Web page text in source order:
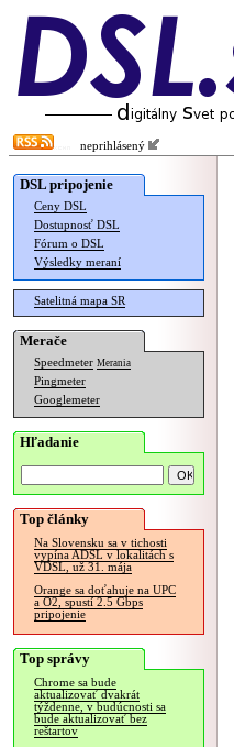
neprihlásený
DSL pripojenie
Ceny DSL
Dostupnosť DSL
Fórum o DSL
Výsledky meraní
Satelitná mapa SR
Merače
Speedmeter Merania
Pingmeter
Googlemeter
Hľadanie
Top články
Na Slovensku sa v tichosti
vypína ADSL v lokalitách s
VDSL, už 31. mája
Orange sa doťahuje na UPC
a O2, spustí 2.5 Gbps
pripojenie
Top správy
Chrome sa bude
aktualizovať dvakrát
týždenne, v budúcnosti sa
bude aktualizovať bez
reštartov